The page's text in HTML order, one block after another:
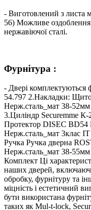
- Виготовлений з листа
56) Можливе
нержавіючої сталі.
Фурнітура :
- Двері
54.797 2.Накладки:
Нерж.сталь_мат 38-
3.Циліндр Securemme К-
Протектор DISEC
Нерж.сталь_мат 3клас
Ручка Ручка дверна
Нерж.сталь_мат 38-
Комплект Ці
наших дверей,
обробку, фурнітуру та
міцність і естетичний
бути використана
таких як Mul-t-lock,